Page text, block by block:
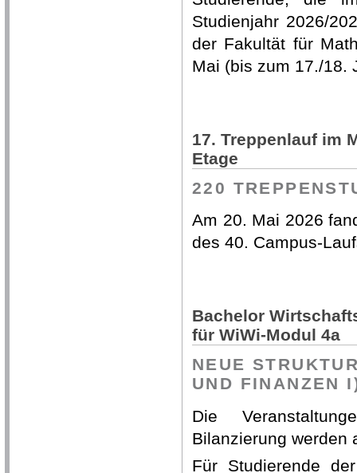
Studienjahr 2026/
der Fakultät für
Mai (bis zum 17./18.
17. Treppenlauf im
Etage
220
Am 20. Mai 2026
des 40. Campus-
Bachelor
für WiWi-Modul 4a
NEUE
UND FINANZEN
Die
Bilanzierung werden
Für Studierende